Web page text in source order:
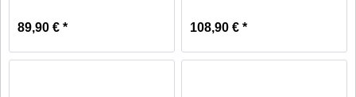
89,90 € * 108,90 € *